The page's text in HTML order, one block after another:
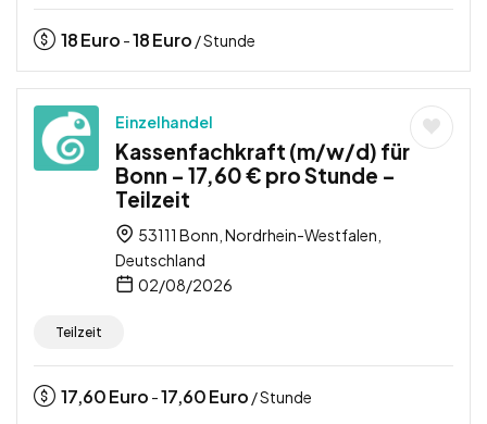
18Euro -18Euro / Stunde
Einzelhandel
Kassenfachkraft (m/w/d) für
Bonn – 17,60 € pro Stunde –
Teilzeit
53111 Bonn, Nordrhein-Westfalen,
Deutschland
02/08/2026
Teilzeit
17,60Euro -17,60Euro / Stunde